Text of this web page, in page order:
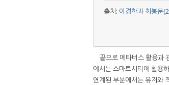
출처: 이경찬과 최봉문
끝으로 메타버스 활용과
에서는 스마트시티에 활용
연계된 부분에서는 유저와